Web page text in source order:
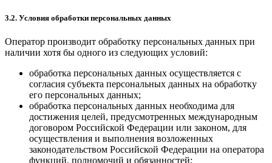
3.2. Условия обработки персональных данных
Оператор производит обработку персональных данных при
наличии хотя бы одного из следующих условий:
обработка персональных данных осуществляется с
согласия субъекта персональных данных на обработку
его персональных данных;
обработка персональных данных необходима для
достижения целей, предусмотренных международным
договором Российской Федерации или законом, для
осуществления и выполнения возложенных
законодательством Российской Федерации на оператора
функций, полномочий и обязанностей;